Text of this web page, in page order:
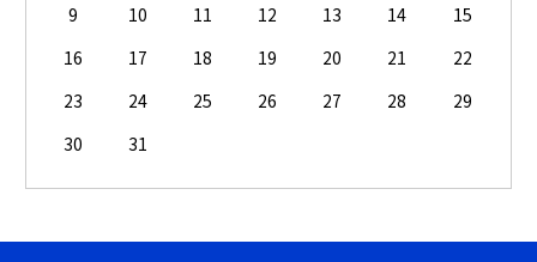
9
10 11 12 13 14
15
16
17 18 19 20 21
22
23
24 25 26 27 28
29
30
31